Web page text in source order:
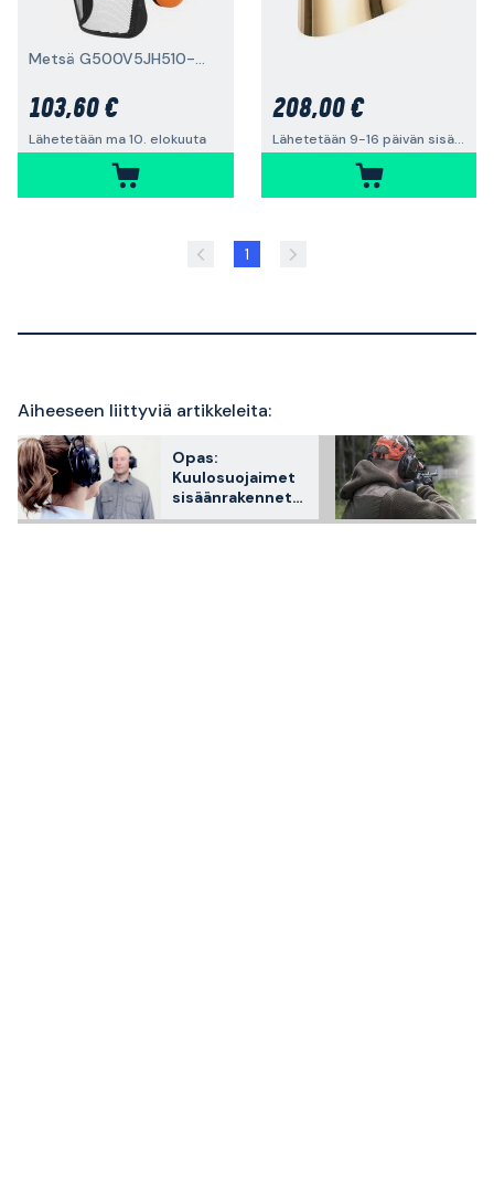
Metsä G500V5JH510-OR
103,60 €
Lähetetään ma 10. elokuuta
208,00 €
Lähetetään 9-16 päivän sisällä
1
Aiheeseen liittyviä artikkeleita:
Opas:
Kuulosuojaimet
sisäänrakennetul
la